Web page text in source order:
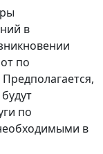
в
по
по
в